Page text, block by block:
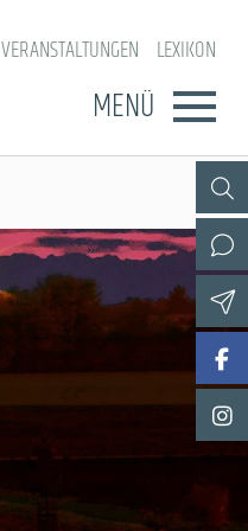
VERANSTALTUNGEN LEXIKON
MENÜ